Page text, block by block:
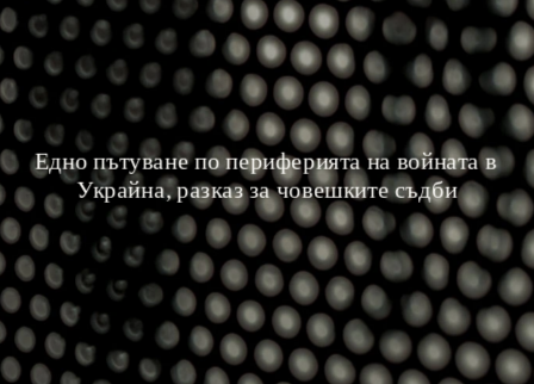
Едно пътуване по периферията на войната в
Украйна, разказ за човешките съдби